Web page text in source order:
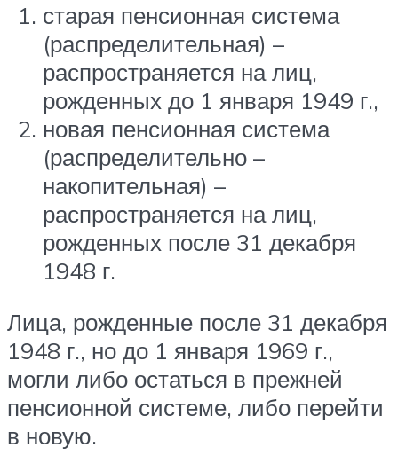
старая пенсионная система
(распределительная) –
распространяется на лиц,
рожденных до 1 января 1949 г.,
новая пенсионная система
(распределительно –
накопительная) –
распространяется на лиц,
рожденных после 31 декабря
1948 г.
Лица, рожденные после 31 декабря
1948 г., но до 1 января 1969 г.,
могли либо остаться в прежней
пенсионной системе, либо перейти
в новую.